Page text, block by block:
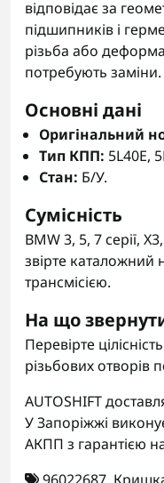
відповідає за
підшипників і
різьба або
потребують заміни.
Основні дані
Оригінальний
Тип КПП: 5L40E,
Стан: Б/У.
Сумісність
BMW 3, 5, 7 серії,
звірте
трансмісією.
На що
Перевірте
різьбових отворів
AUTOSHIFT
У Запоріжжі
АКПП з гарантією